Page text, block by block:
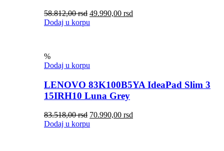
58.812,00rsd 49.990,00 rsd
Dodaj u korpu
%
Dodaj u korpu
LENOVO 83K100B5YA IdeaPad Slim 3
15IRH10 Luna Grey
83.518,00rsd 70.990,00 rsd
Dodaj u korpu